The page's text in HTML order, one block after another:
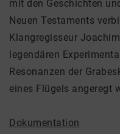
mit den Geschichten
Neuen Testaments
Klangregisseur
legendären
Resonanzen der
eines Flügels angeregt
Dokumentation